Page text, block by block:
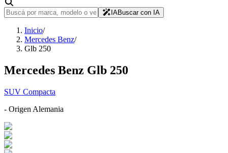
IABuscar con IA
Inicio/
Mercedes Benz/
Glb 250
Mercedes Benz Glb 250
SUV Compacta
- Origen Alemania